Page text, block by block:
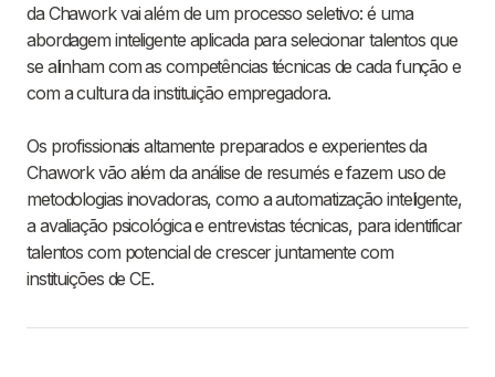
da Chawork vai além de um processo seletivo: é uma
abordagem inteligente aplicada para selecionar talentos que
se alinham com as competências técnicas de cada função e
com a cultura da instituição empregadora.
Os profissionais altamente preparados e experientes da
Chawork vão além da análise de resumés e fazem uso de
metodologias inovadoras, como a automatização inteligente,
a avaliação psicológica e entrevistas técnicas, para identificar
talentos com potencial de crescer juntamente com
instituições de CE.